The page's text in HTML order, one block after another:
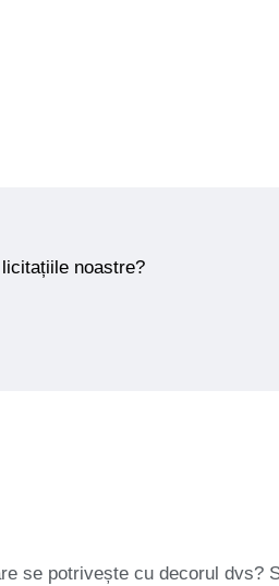
noastre?
se potrivește cu decorul